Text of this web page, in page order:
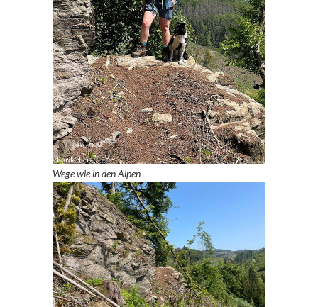
Wege wie in den Alpen